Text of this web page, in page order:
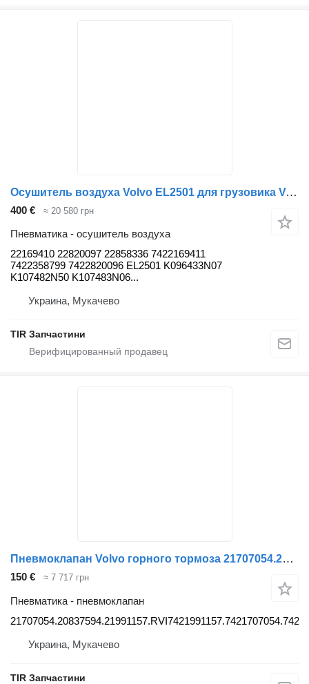
Осушитель воздуха Volvo EL2501 для грузовика Volvo FH13 FH4
400 € ≈ 20 580 грн
Пневматика - осушитель воздуха
22169410 22820097 22858336 7422169411
7422358799 7422820096 EL2501 K096433N07
K107482N50 K107483N06...
Украина, Мукачево
TIR Запчастини
Пневмоклапан Volvo горного тормоза 21707054.20837594.21991157.RVI7421991157.7421707 21707054.20837594.21991157.RVI7421991157.7421707054.7420837594 для грузовика Volvo RVI
150 € ≈ 7 717 грн
Пневматика - пневмоклапан
Украина, Мукачево
TIR Запчастини